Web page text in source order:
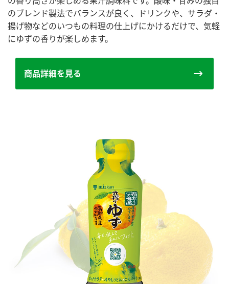
のブレンド製法でバランスが良く、ドリンクや、サラダ・
揚げ物などのいつもの料理の仕上げにかけるだけで、気軽
にゆずの香りが楽しめます。
商品詳細を見る